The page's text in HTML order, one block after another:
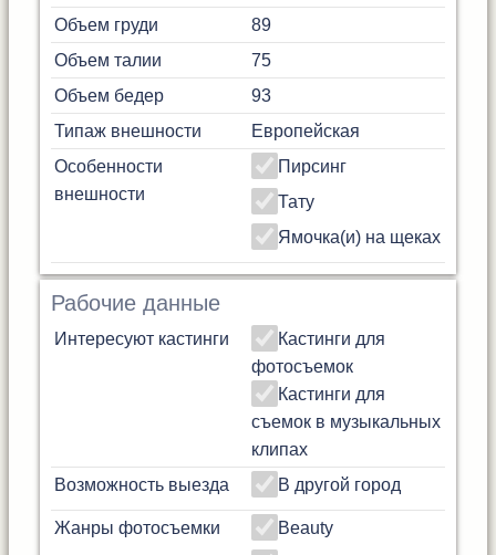
Объем груди
89
Объем талии
75
Объем бедер
93
Типаж внешности
Европейская
Особенности
внешности
Пирсинг
Тату
Ямочка(и) на щеках
Рабочие данные
Интересуют кастинги
Кастинги для
фотосъемок
Кастинги для
съемок в музыкальных
клипах
Возможность выезда
В другой город
Жанры фотосъемки
Beauty